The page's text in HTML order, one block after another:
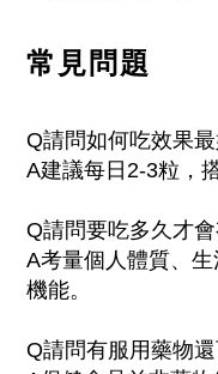
常見問題
Q請問如何吃效果最
A建議每日2-3粒，
Q請問要吃多久才
A考量個人體質、
機能。
Q請問有服用藥物